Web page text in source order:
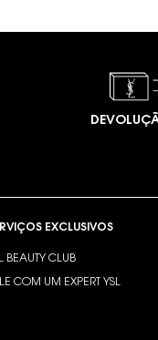
EXCLUSIVOS
BEAUTY CLUB
COM UM EXPERT YSL